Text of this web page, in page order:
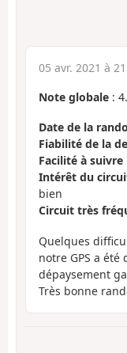
05 avr. 2021 à
Note globale :
Date de la
Fiabilité de la
Facilité à
Intérêt du
bien
Circuit très
Quelques
notre GPS a
dépaysement
Très bonne